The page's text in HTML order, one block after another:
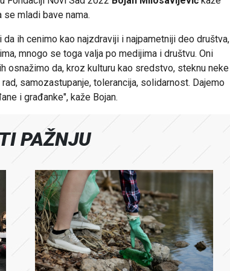
mladi bave nama.
ih cenimo kao najzdraviji i najpametniji deo društva,
mnogo se toga valja po medijima i društvu. Oni
osnažimo da, kroz kulturu kao sredstvo, steknu neke
samozastupanje, tolerancija, solidarnost. Dajemo
i građanke", kaže Bojan.
PAŽNJU